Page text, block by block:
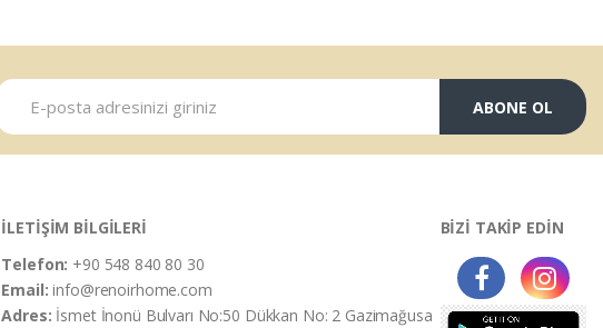
ABONE OL
İLETİŞİM BİLGİLERİ
Telefon: +90 548 840 80 30
Email:info@renoirhome.com
Adres: İsmet İnonü Bulvarı No:50 Dükkan No: 2 Gazimağusa
BİZİ TAKİP EDİN